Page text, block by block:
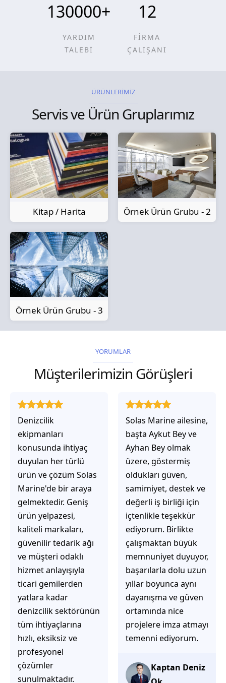
130000+
YARDIM
TALEBİ
12
FİRMA
ÇALIŞANI
ÜRÜNLERİMİZ
Servis ve Ürün Gruplarımız
Kitap / Harita Örnek Ürün Grubu - 2
Örnek Ürün Grubu - 3
YORUMLAR
Müşterilerimizin Görüşleri
Solas Marine ailesine,
başta Aykut Bey ve
Ayhan Bey olmak
üzere, göstermiş
oldukları güven,
samimiyet, destek ve
değerli iş birliği için
içtenlikle teşekkür
ediyorum. Birlikte
çalışmaktan büyük
memnuniyet duyuyor,
başarılarla dolu uzun
yıllar boyunca aynı
dayanışma ve güven
ortamında nice
projelere imza atmayı
temenni ediyorum.
Kaptan Deniz
Solas Marine ile
çalıştığınızda,
işlerinin gerçekten
çözüm üretmeye
odaklı olduğunu
hemen fark
ediyorsunuz.
İhtiyaçlarınıza hızlı ve
doğru çözümler
sunmaya çalışıyorlar.
Müşteri
memnuniyetini ön
planda tutan
yaklaşımları, ilgili
iletişimleri ve
güvenilir hizmet
anlayışları sayesinde
başarılı bir ekip
olduklarını